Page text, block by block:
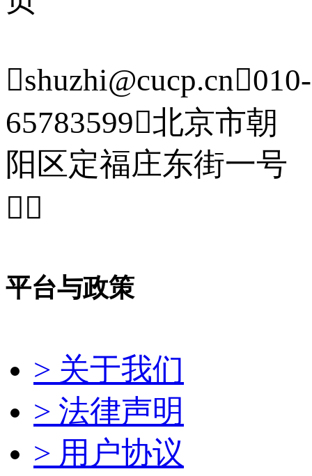
shuzhi@cucp.cn010-
65783599北京市朝
阳区定福庄东街一号

平台与政策
> 关于我们
> 法律声明
> 用户协议